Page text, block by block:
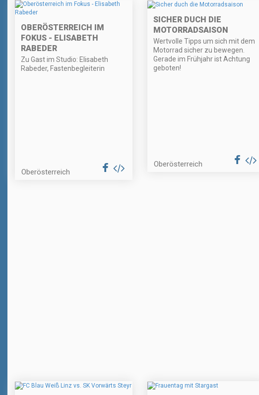
OBERÖSTERREICH IM
FOKUS - ELISABETH
RABEDER
Zu Gast im Studio: Elisabeth
Rabeder, Fastenbegleiterin
Oberösterreich
SICHER DUCH DIE
MOTORRADSAISON
Wertvolle Tipps um sich mit dem
Motorrad sicher zu bewegen.
Gerade im Frühjahr ist Achtung
geboten!
Oberösterreich